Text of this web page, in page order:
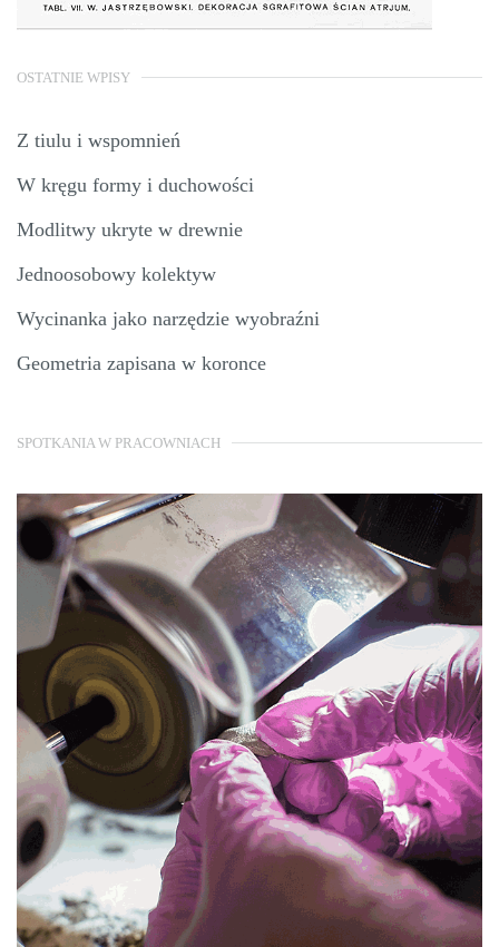
OSTATNIE WPISY
Z tiulu i wspomnień
W kręgu formy i duchowości
Modlitwy ukryte w drewnie
Jednoosobowy kolektyw
Wycinanka jako narzędzie wyobraźni
Geometria zapisana w koronce
SPOTKANIA W PRACOWNIACH